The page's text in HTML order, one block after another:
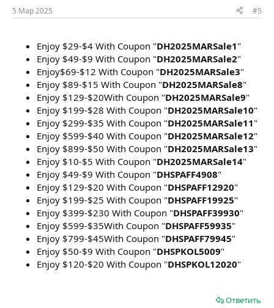
5 Мар 2025 #5
Enjoy $29-$4 With Coupon "DH2025MARSale1"
Enjoy $49-$9 With Coupon "DH2025MARSale2"
Enjoy$69-$12 With Coupon "DH2025MARSale3"
Enjoy $89-$15 With Coupon "DH2025MARSale8"
Enjoy $129-$20With Coupon "DH2025MARSale9"
Enjoy $199-$28 With Coupon "DH2025MARSale10"
Enjoy $299-$35 With Coupon "DH2025MARSale11"
Enjoy $599-$40 With Coupon "DH2025MARSale12"
Enjoy $899-$50 With Coupon "DH2025MARSale13"
Enjoy $10-$5 With Coupon "DH2025MARSale14"
Enjoy $49-$9 With Coupon "DHSPAFF4908"
Enjoy $129-$20 With Coupon "DHSPAFF12920"
Enjoy $199-$25 With Coupon "DHSPAFF19925"
Enjoy $399-$230 With Coupon "DHSPAFF39930"
Enjoy $599-$35With Coupon "DHSPAFF59935"
Enjoy $799-$45With Coupon "DHSPAFF79945"
Enjoy $50-$9 With Coupon "DHSPKOL5009"
Enjoy $120-$20 With Coupon "DHSPKOL12020"
Ответить